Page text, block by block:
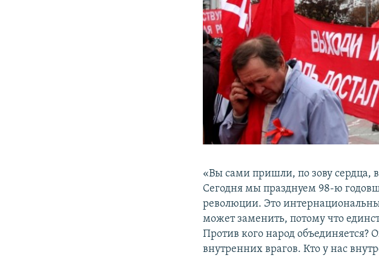
«Вы сами пришли, по зову сердца,
Сегодня мы празднуем 98-ю
революции. Это
может заменить, потому что
Против кого народ
внутренних врагов. Кто у нас